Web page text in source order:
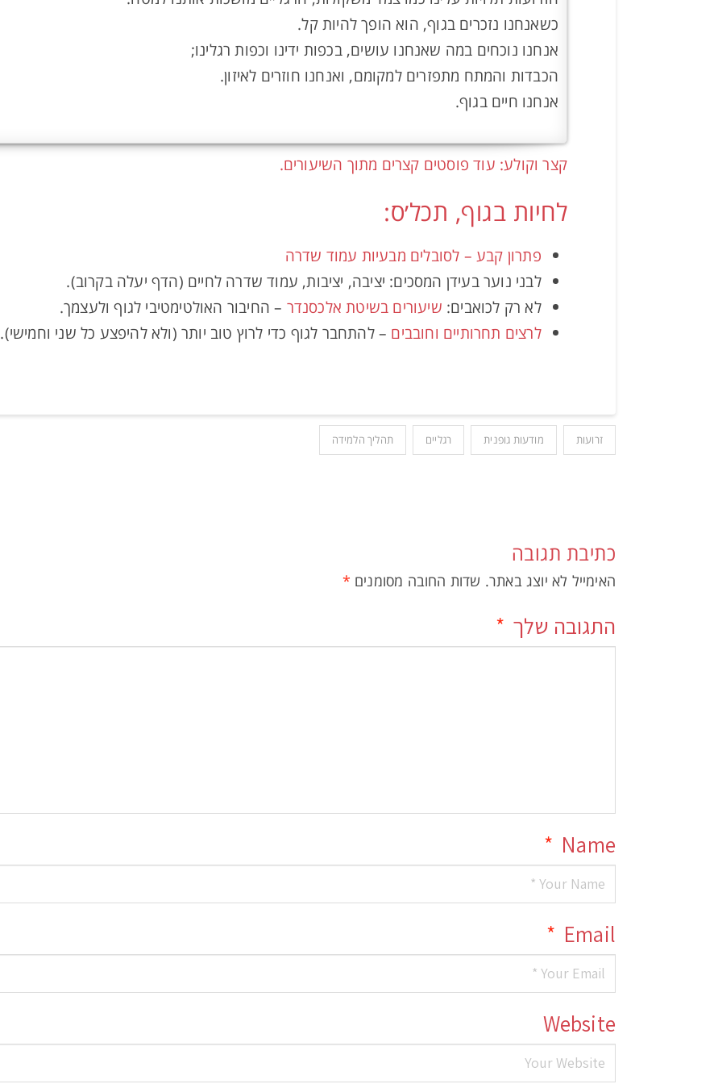
כשאנחנו נזכרים בגוף, הוא הופך להיות קל.
אנחנו נוכחים במה שאנחנו עושים, בכפות ידינו וכפות רגלינו;
הכבדות והמתח מתפזרים למקומם, ואנחנו חוזרים לאיזון.
אנחנו חיים בגוף.
קצר וקולע: עוד פוסטים קצרים מתוך השיעורים.
לחיות בגוף, תכל׳ס:
פתרון קבע – לסובלים מבעיות עמוד שדרה
לבני נוער בעידן המסכים: יציבה, יציבות, עמוד שדרה לחיים (הדף יעלה בקרוב).
לא רק לכואבים: שיעורים בשיטת אלכסנדר – החיבור האולטימטיבי לגוף ולעצמך.
לרצים תחרותיים וחובבים – להתחבר לגוף כדי לרוץ טוב יותר (ולא להיפצע כל שני וחמישי).
זרועות מודעות גופנית רגליים תהליך הלמידה
כתיבת תגובה
האימייל לא יוצג באתר. שדות החובה מסומנים *
התגובה שלך *
Name
*
Email
*
Website